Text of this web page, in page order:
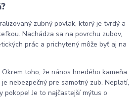
zubný povlak, ktorý je tvrdý a
Nachádza sa na povrchu zubov,
prác a prichytený môže byť aj na
toho, že nános hnedého kameňa
nebezpečný pre samotný zub. Neplatí,
pokope! Je to najčastejší mýtus o